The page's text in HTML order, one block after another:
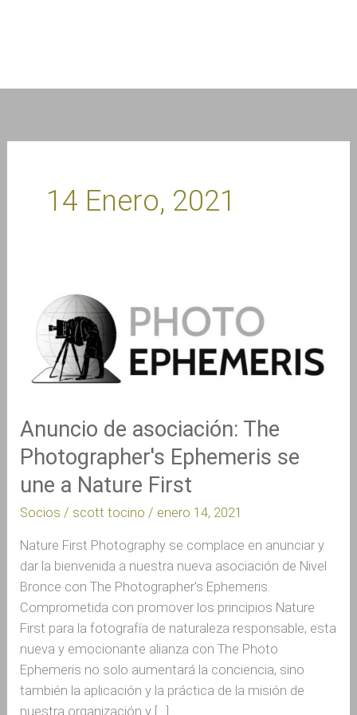
14 Enero, 2021
Anuncio de asociación: The
Photographer's Ephemeris se
une a Nature First
Socios / scott tocino/ enero 14, 2021
Nature First Photography se complace en anunciar y
dar la bienvenida a nuestra nueva asociación de Nivel
Bronce con The Photographer's Ephemeris.
Comprometida con promover los principios Nature
First para la fotografía de naturaleza responsable, esta
nueva y emocionante alianza con The Photo
Ephemeris no solo aumentará la conciencia, sino
también la aplicación y la práctica de la misión de
nuestra organización y […]
Anuncio
asociación:
The
Photographer's
une
a
Nature